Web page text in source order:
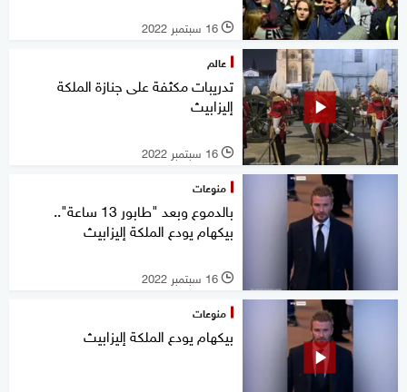
l 16 سبتمبر 2022
عالم
تدريبات مكثفة على جنازة الملكة
إليزابيث
l 16 سبتمبر 2022
منوعات
بالدموع وبعد "طابور 13 ساعة"..
بيكهام يودع الملكة إليزابيث
l 16 سبتمبر 2022
منوعات
بيكهام يودع الملكة إليزابيث